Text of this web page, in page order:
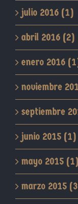
julio 2016 (1)
abril 2016 (2)
enero 2016
noviembre
septiembre
junio 2015 (1)
mayo 2015 (1)
marzo 2015